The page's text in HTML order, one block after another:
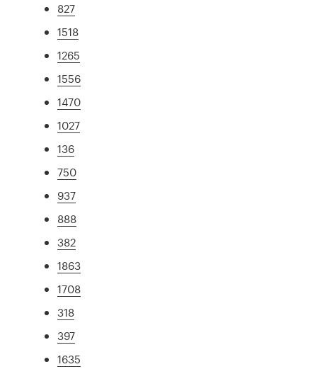
827
1518
1265
1556
1470
1027
136
750
937
888
382
1863
1708
318
397
1635